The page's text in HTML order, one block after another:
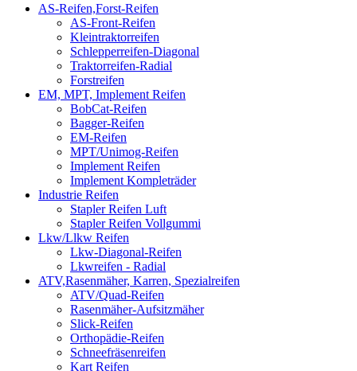
AS-Reifen,Forst-Reifen
AS-Front-Reifen
Kleintraktorreifen
Schlepperreifen-Diagonal
Traktorreifen-Radial
Forstreifen
EM, MPT, Implement Reifen
BobCat-Reifen
Bagger-Reifen
EM-Reifen
MPT/Unimog-Reifen
Implement Reifen
Implement Kompleträder
Industrie Reifen
Stapler Reifen Luft
Stapler Reifen Vollgummi
Lkw/Llkw Reifen
Lkw-Diagonal-Reifen
Lkwreifen - Radial
ATV,Rasenmäher, Karren, Spezialreifen
ATV/Quad-Reifen
Rasenmäher-Aufsitzmäher
Slick-Reifen
Orthopädie-Reifen
Schneefräsenreifen
Kart Reifen